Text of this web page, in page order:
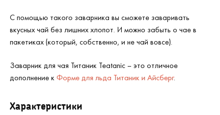
С помощью такого заварника вы сможете заваривать
вкусных чай без лишних хлопот. И можно забыть о чае в
пакетиках (который, собственно, и не чай вовсе).
Заварник для чая Титаник Teatanic – это отличное
дополнение кФорме для льда Титаник и Айсберг.
Характеристики